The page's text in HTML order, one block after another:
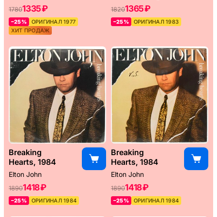
17801335 ₽
–25%
ОРИГИНАЛ 1977
ХИТ ПРОДАЖ
18201365 ₽
–25% ОРИГИНАЛ 1983
Breaking
Hearts, 1984
Elton John
18901418 ₽
–25% ОРИГИНАЛ 1984
Breaking
Hearts, 1984
Elton John
18901418 ₽
–25% ОРИГИНАЛ 1984